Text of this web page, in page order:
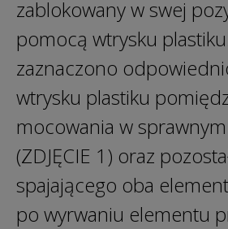
zablokowany w swej
pomocą wtrysku
zaznaczono
wtrysku plastiku
mocowania w
(ZDJĘCIE 1) oraz
spajającego oba
po wyrwaniu elementu